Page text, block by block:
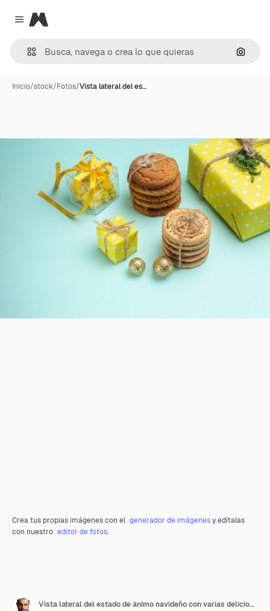
Close menu
Magnific
Inicio/stock/Fotos/Vista lateral del es…
Crea tus propias imágenes con el generador de imágenesy edítalas
con nuestro editor de fotos.
Vista lateral del estado de ánimo navideño con varias deliciosas galletas apiladas y una hermosa caja de regalo amarilla junto al accesorio de decoración en el lado derecho sobre fondo verde pastel